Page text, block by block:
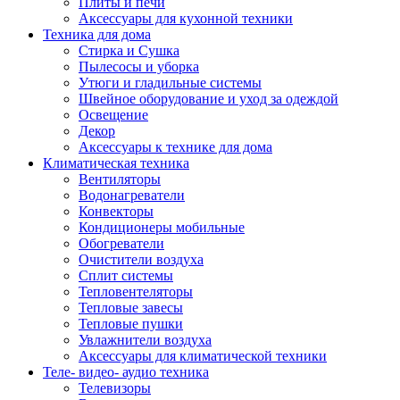
Аксессуары для кухонной техники
Техника для дома
Стирка и Сушка
Пылесосы и уборка
Утюги и гладильные системы
Швейное оборудование и уход за одеждой
Освещение
Декор
Аксессуары к технике для дома
Климатическая техника
Вентиляторы
Водонагреватели
Конвекторы
Кондиционеры мобильные
Обогреватели
Очистители воздуха
Сплит системы
Тепловентеляторы
Тепловые завесы
Тепловые пушки
Увлажнители воздуха
Аксессуары для климатической техники
Теле- видео- аудио техника
Телевизоры